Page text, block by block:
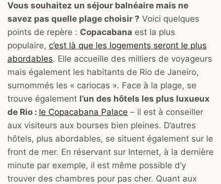
Vous souhaitez un séjour balnéaire mais ne
savez pas quelle plage choisir ? Voici quelques
points de repère : Copacabana est la plus
populaire, c’est là que les logements seront le plus
abordables. Elle accueille des milliers de voyageurs
mais également les habitants de Rio de Janeiro,
surnommés les « cariocas ». Face à la plage, se
trouve également l’un des hôtels les plus luxueux
de Rio : le Copacabana Palace – il est à conseiller
aux visiteurs aux bourses bien pleines. D’autres
hôtels, plus abordables, se situent également sur le
front de mer. En réservant sur Internet, à la dernière
minute par exemple, il est même possible d’y
trouver des chambres pour pas cher. Quant aux